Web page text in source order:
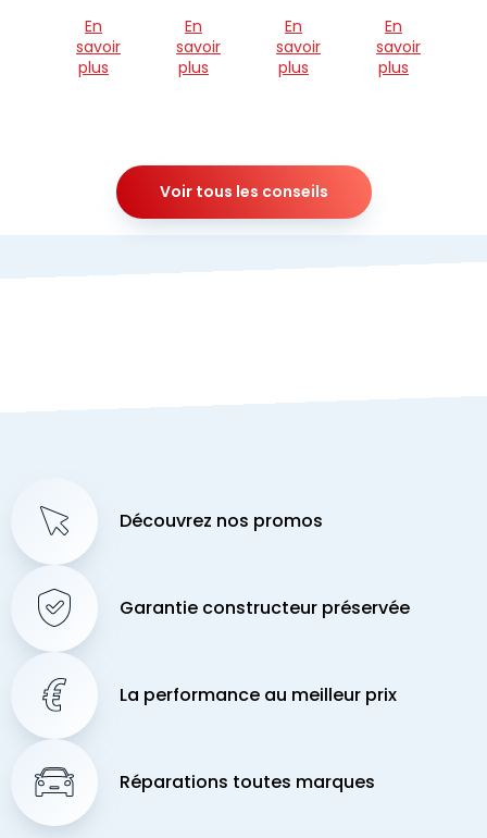
En
savoir
plus
En
savoir
plus
En
savoir
plus
En
savoir
plus
Voir tous les conseils
Découvrez nos promos
Garantie constructeur préservée
La performance au meilleur prix
Réparations toutes marques